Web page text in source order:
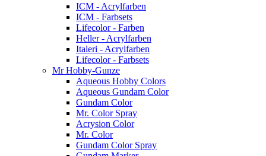
ICM - Acrylfarben
ICM - Farbsets
Lifecolor - Farben
Heller - Acrylfarben
Italeri - Acrylfarben
Lifecolor - Farbsets
Mr Hobby-Gunze
Aqueous Hobby Colors
Aqueous Gundam Color
Gundam Color
Mr. Color Spray
Acrysion Color
Mr. Color
Gundam Color Spray